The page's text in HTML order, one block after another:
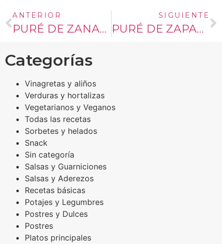
ANTERIOR
PURÉ DE ZANAHORIAS
SIGUIENTE
PURÉ DE ZAPALLO BUTTERNUT Y LECHE DE COCO
Categorías
Vinagretas y aliños
Verduras y hortalizas
Vegetarianos y Veganos
Todas las recetas
Sorbetes y helados
Snack
Sin categoría
Salsas y Guarniciones
Salsas y Aderezos
Recetas básicas
Potajes y Legumbres
Postres y Dulces
Postres
Platos principales